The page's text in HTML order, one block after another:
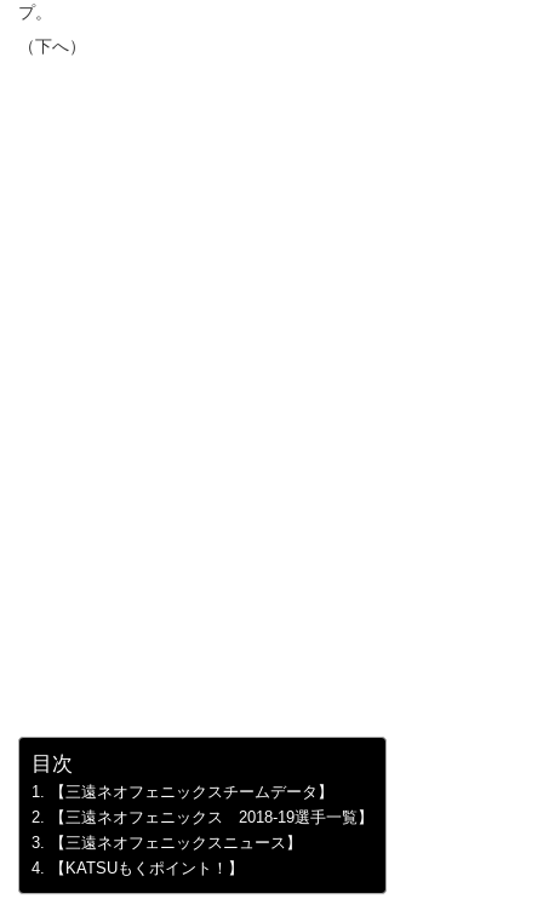
プ。
（下へ）
目次
【三遠ネオフェニックスチームデータ】
【三遠ネオフェニックス 2018-19選手一覧】
【三遠ネオフェニックスニュース】
【KATSUもくポイント！】